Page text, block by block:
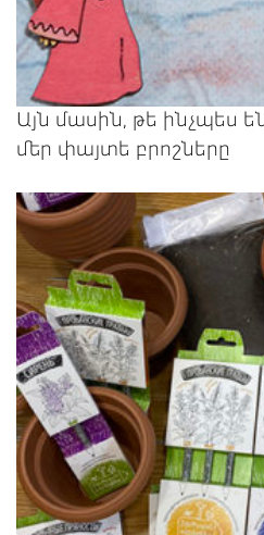
Այն մասին, թե ինչպես
մեր փայտե բրոշները